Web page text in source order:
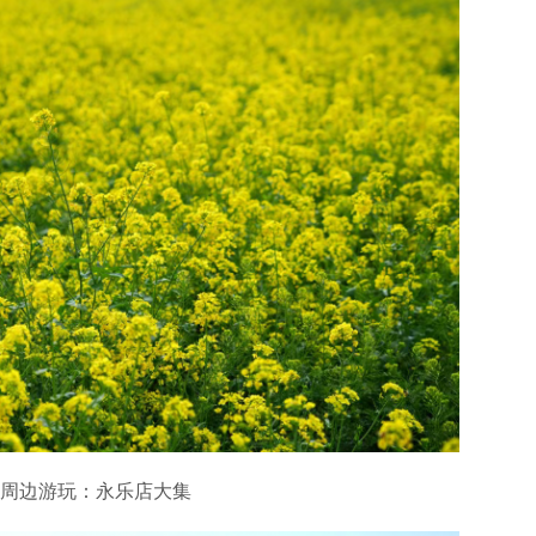
游玩：永乐店大集